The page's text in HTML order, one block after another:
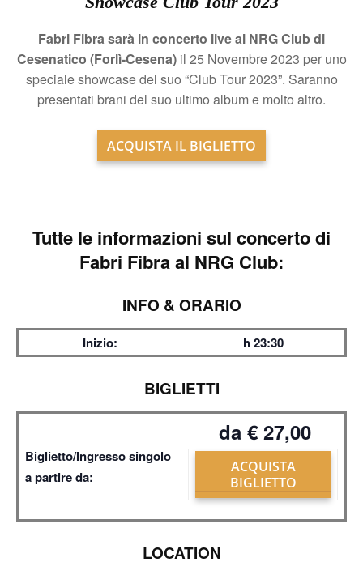
Fabri Fibra sarà in concerto live al NRG Club di
Cesenatico (Forlì-Cesena)il 25 Novembre 2023 per uno
speciale showcase del suo “Club Tour 2023”. Saranno
presentati brani del suo ultimo album e molto altro.
ACQUISTA IL BIGLIETTO
Tutte le informazioni sul concerto di
Fabri Fibra al NRG Club:
INFO & ORARIO
Inizio: h 23:30
BIGLIETTI
Biglietto/Ingresso singolo
a partire da:
da € 27,00
ACQUISTA
BIGLIETTO
LOCATION